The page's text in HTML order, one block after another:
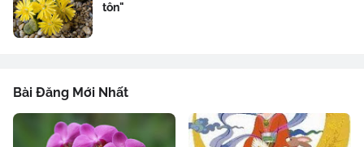
tôn"
Bài Đăng Mới Nhất